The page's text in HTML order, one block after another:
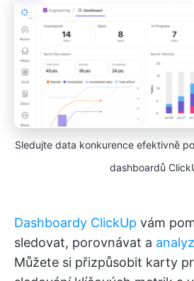
Sledujte data konkurence efektivně
dashboardů
Dashboardy ClickUp vám
sledovat, porovnávat a
Můžete si přizpůsobit karty